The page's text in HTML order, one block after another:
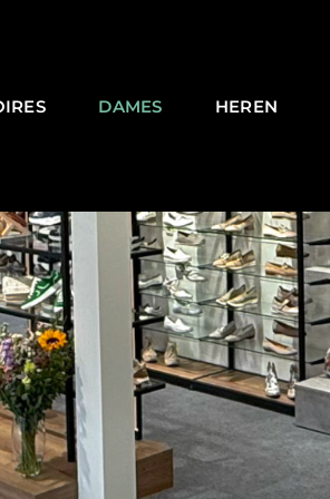
DAMES HEREN